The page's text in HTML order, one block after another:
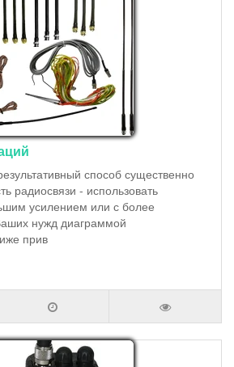
способ существенно
радиосвязи - использовать
усилением или с более
нужд диаграммой
прив